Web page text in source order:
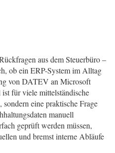
aus dem Steuerbüro –
ob ein ERP-System im Alltag
von DATEV an Microsoft
für viele mittelständische
eine praktische Frage
manuell
geprüft werden müssen,
und bremst interne Abläufe